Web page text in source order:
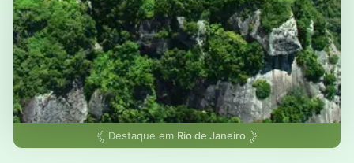
Destaque em Rio de Janeiro